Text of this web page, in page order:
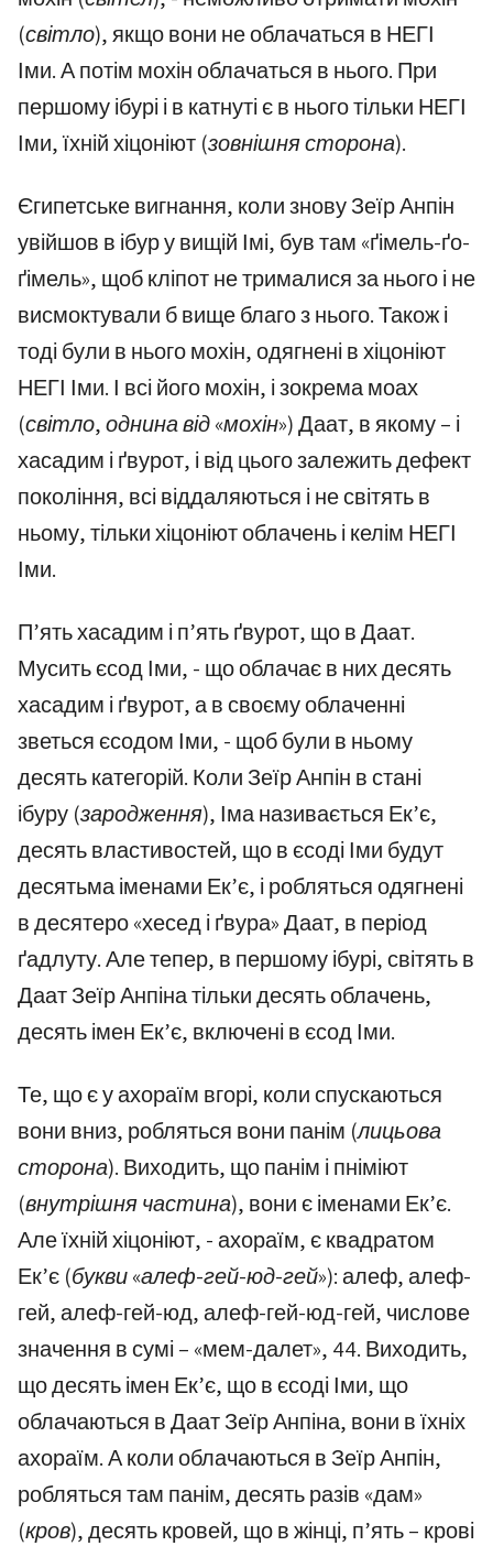
(світло), якщо вони не облачаться в НЕГІ
Іми. А потім мохін облачаться в нього. При
першому ібурі і в катнуті є в нього тільки НЕГІ
Іми, їхній хіцоніют (зовнішня сторона).
Єгипетське вигнання, коли знову Зеїр Анпін
увійшов в ібур у вищій Імі, був там «ґімель-ґо-
ґімель», щоб кліпот не трималися за нього і не
висмоктували б вище благо з нього. Також і
тоді були в нього мохін, одягнені в хіцоніют
НЕГІ Іми. І всі його мохін, і зокрема моах
(світло, однина від «мохін»)Даат, в якому – і
хасадим і ґвурот, і від цього залежить дефект
покоління, всі віддаляються і не світять в
ньому, тільки хіцоніют облачень і келім НЕГІ
Іми.
П’ять хасадим і п’ять ґвурот, що в Даат.
Мусить єсод Іми, - що облачає в них десять
хасадим і ґвурот, а в своєму облаченні
зветься єсодом Іми, - щоб були в ньому
десять категорій. Коли Зеїр Анпін в стані
ібуру (зародження), Іма називається Ек’є,
десять властивостей, що в єсоді Іми будут
десятьма іменами Ек’є, і робляться одягнені
в десятеро «хесед і ґвура» Даат, в період
ґадлуту. Але тепер, в першому ібурі, світять в
Даат Зеїр Анпіна тільки десять облачень,
десять імен Ек’є, включені в єсод Іми.
Те, що є у ахораїм вгорі, коли спускаються
вони вниз, робляться вони панім (лицьова
сторона). Виходить, що панім і пніміют
(внутрішня частина), вони є іменами Ек’є.
Але їхній хіцоніют, - ахораїм, є квадратом
Ек’є (букви «алеф-гей-юд-гей»): алеф, алеф-
гей, алеф-гей-юд, алеф-гей-юд-гей, числове
значення в сумі – «мем-далет», 44. Виходить,
що десять імен Ек’є, що в єсоді Іми, що
облачаються в Даат Зеїр Анпіна, вони в їхніх
ахораїм. А коли облачаються в Зеїр Анпін,
робляться там панім, десять разів «дам»
(кров), десять кровей, що в жінці, п’ять – крові